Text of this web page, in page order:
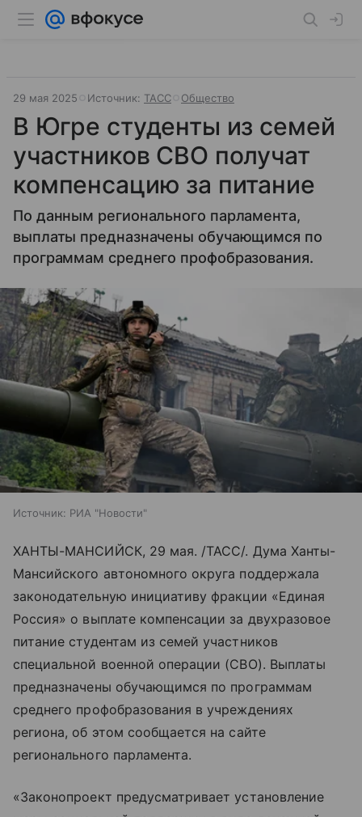
29 мая 2025 Источник: ТАСС Общество
В Югре студенты из семей
участников СВО получат
компенсацию за питание
По данным регионального парламента,
выплаты предназначены обучающимся по
программам среднего профобразования.
Источник: РИА "Новости"
ХАНТЫ-МАНСИЙСК, 29 мая. /ТАСС/. Дума Ханты-
Мансийского автономного округа поддержала
законодательную инициативу фракции «Единая
Россия» о выплате компенсации за двухразовое
питание студентам из семей участников
специальной военной операции (СВО). Выплаты
предназначены обучающимся по программам
среднего профобразования в учреждениях
региона, об этом сообщается на сайте
регионального парламента.
«Законопроект предусматривает установление